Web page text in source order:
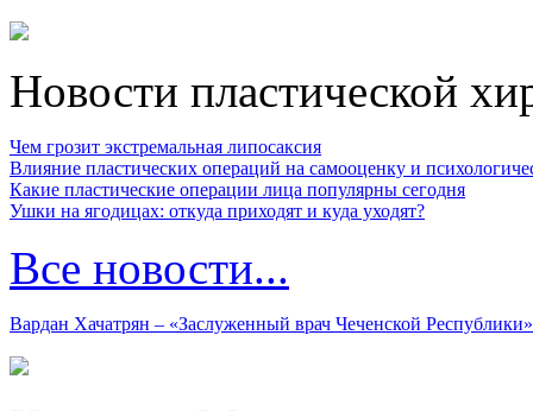
Новости пластической
Чем грозит экстремальная липосаксия
Влияние пластических операций на самооценку и
Какие пластические операции лица популярны сегодня
Ушки на ягодицах: откуда приходят и куда уходят?
Все новости...
Вардан Хачатрян – «Заслуженный врач Чеченской Республики»